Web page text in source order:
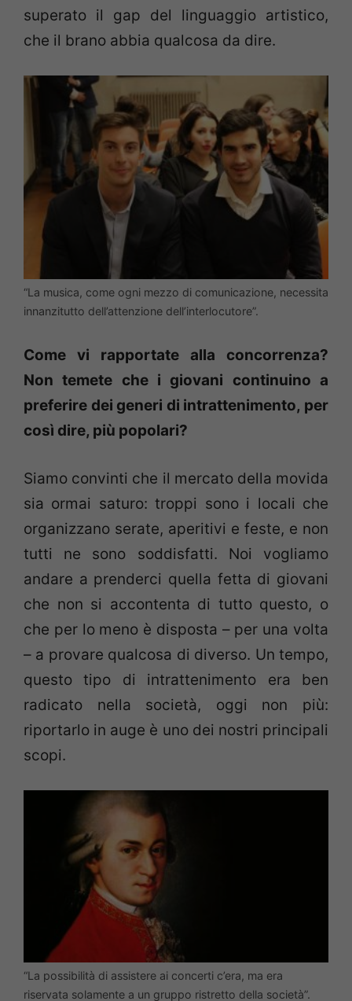
superato il gap del linguaggio artistico,
che il brano abbia qualcosa da dire.
“La musica, come ogni mezzo di comunicazione, necessita
innanzitutto dell’attenzione dell’interlocutore”.
Come vi rapportate alla concorrenza?
Non temete che i giovani continuino a
preferire dei generi di intrattenimento, per
così dire, più popolari?
Siamo convinti che il mercato della movida
sia ormai saturo: troppi sono i locali che
organizzano serate, aperitivi e feste, e non
tutti ne sono soddisfatti. Noi vogliamo
andare a prenderci quella fetta di giovani
che non si accontenta di tutto questo, o
che per lo meno è disposta – per una volta
– a provare qualcosa di diverso. Un tempo,
questo tipo di intrattenimento era ben
radicato nella società, oggi non più:
riportarlo in auge è uno dei nostri principali
scopi.
“La possibilità di assistere ai concerti c’era, ma era
riservata solamente a un gruppo ristretto della società”.